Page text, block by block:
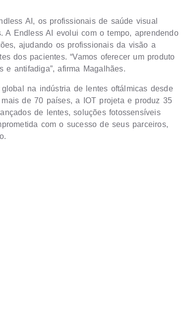
AI, os profissionais de saúde visual
A Endless AI evolui com o tempo, aprendendo
ajudando os profissionais da visão a
dos pacientes. “Vamos oferecer um produto
e antifadiga”, afirma Magalhães.
na indústria de lentes oftálmicas desde
de 70 países, a IOT projeta e produz 35
de lentes, soluções fotossensíveis
com o sucesso de seus parceiros,